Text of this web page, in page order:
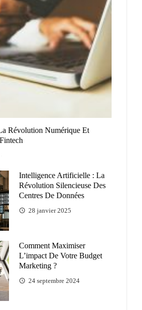
Révolution Numérique Et
Intelligence Artificielle : La
Révolution Silencieuse Des
Centres De Données
28 janvier 2025
Comment Maximiser
L’impact De Votre Budget
Marketing ?
24 septembre 2024